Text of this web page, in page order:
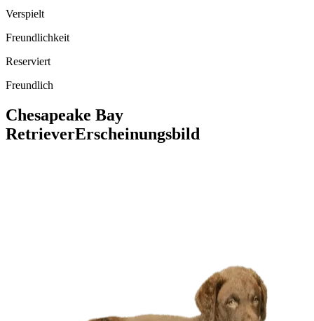
Verspielt
Freundlichkeit
Reserviert
Freundlich
Chesapeake Bay
RetrieverErscheinungsbild